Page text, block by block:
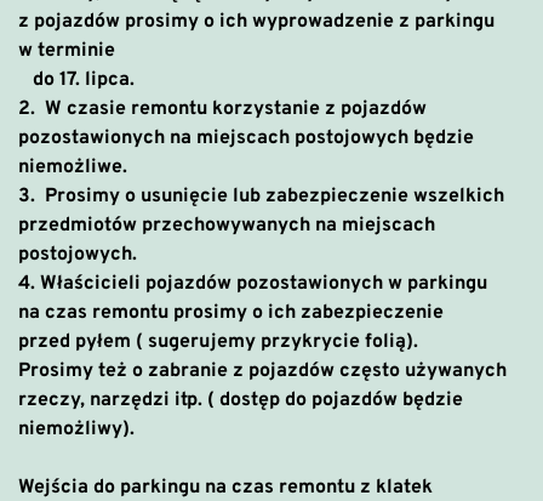
z pojazdów prosimy o ich wyprowadzenie z parkingu
w terminie
do 17. lipca.
2. W czasie remontu korzystanie z pojazdów
pozostawionych na miejscach postojowych będzie
niemożliwe.
3. Prosimy o usunięcie lub zabezpieczenie wszelkich
przedmiotów przechowywanych na miejscach
postojowych.
4. Właścicieli pojazdów pozostawionych w parkingu
na czas remontu prosimy o ich zabezpieczenie
przed pyłem ( sugerujemy przykrycie folią).
Prosimy też o zabranie z pojazdów często używanych
rzeczy, narzędzi itp. ( dostęp do pojazdów będzie
niemożliwy).
Wejścia do parkingu na czas remontu z klatek